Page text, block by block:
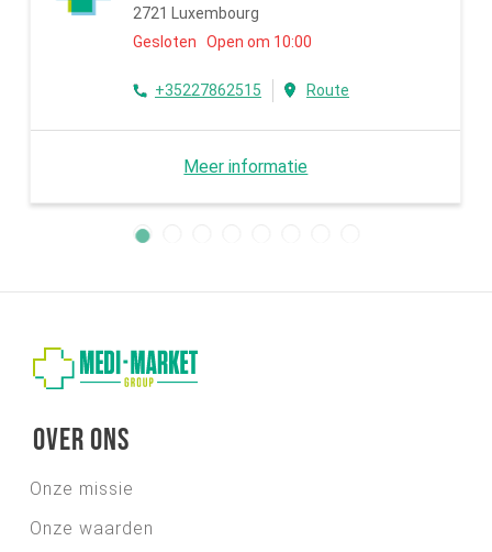
2721 Luxembourg
Gesloten Open om 10:00
+35227862515 Route
Meer informatie
Over ons
Onze missie
Onze waarden